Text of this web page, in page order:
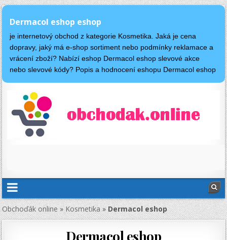
Dermacol eshop eshop
je internetový obchod z kategorie Kosmetika. Jaká je cena
dopravy, jaký má e-shop sortiment nebo podmínky reklamace a
vrácení zboží? Nabízí eshop Dermacol eshop slevové akce
nebo slevové kódy? Popis a hodnocení eshopu Dermacol eshop
Obchoďák online»Kosmetika»Dermacol eshop
Dermacol eshop